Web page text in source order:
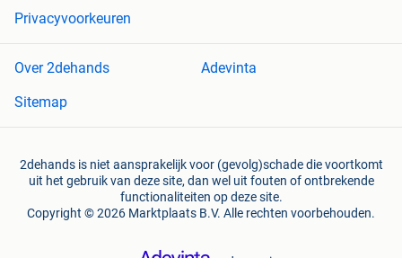
Privacyvoorkeuren
Over 2dehands
Adevinta
Sitemap
2dehands is niet aansprakelijk voor (gevolg)schade die voortkomt
uit het gebruik van deze site, dan wel uit fouten of ontbrekende
functionaliteiten op deze site.
Copyright © 2026 Marktplaats B.V. Alle rechten voorbehouden.